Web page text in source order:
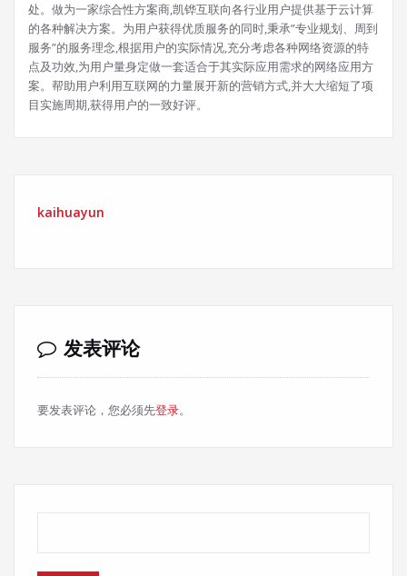
处。做为一家综合性方案商,凯铧互联向各行业用户提供基于云计算
的各种解决方案。为用户获得优质服务的同时,秉承”专业规划、周到
服务”的服务理念,根据用户的实际情况,充分考虑各种网络资源的特
点及功效,为用户量身定做一套适合于其实际应用需求的网络应用方
案。帮助用户利用互联网的力量展开新的营销方式,并大大缩短了项
目实施周期,获得用户的一致好评。
kaihuayun
发表评论
要发表评论，您必须先登录。